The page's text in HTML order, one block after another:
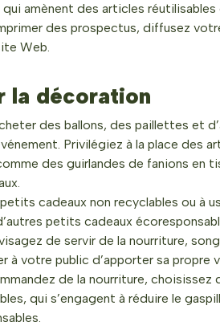
qui amènent des articles
des prospectus, diffusez
Web.
la décoration
des ballons, des paillettes et
Privilégiez à la place des
des guirlandes de fanions en
cadeaux non recyclables ou à
petits cadeaux
de servir de la nourriture,
à votre public d’apporter sa propre
de la nourriture,
qui s’engagent à réduire le